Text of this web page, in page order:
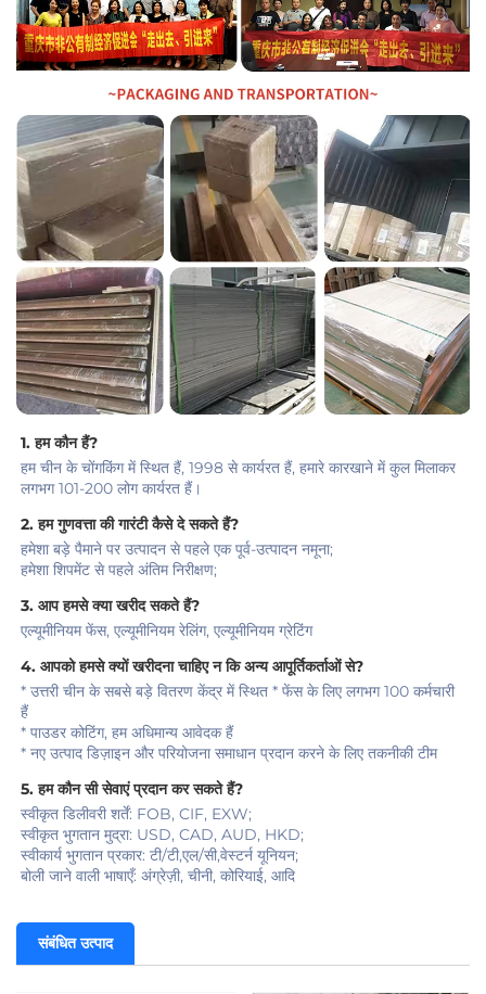
1. हम कौन हैं?
हम चीन के चोंगकिंग में स्थित हैं, 1998 से कार्यरत हैं, हमारे कारखाने में कुल मिलाकर
लगभग 101-200 लोग कार्यरत हैं।
2. हम गुणवत्ता की गारंटी कैसे दे सकते हैं?
हमेशा बड़े पैमाने पर उत्पादन से पहले एक पूर्व-उत्पादन नमूना;
हमेशा शिपमेंट से पहले अंतिम निरीक्षण;
3. आप हमसे क्या खरीद सकते हैं?
एल्यूमीनियम फेंस, एल्यूमीनियम रेलिंग, एल्यूमीनियम ग्रेटिंग
4. आपको हमसे क्यों खरीदना चाहिए न कि अन्य आपूर्तिकर्ताओं से?
* उत्तरी चीन के सबसे बड़े वितरण केंद्र में स्थित * फेंस के लिए लगभग 100 कर्मचारी
हैं
* पाउडर कोटिंग, हम अधिमान्य आवेदक हैं
* नए उत्पाद डिज़ाइन और परियोजना समाधान प्रदान करने के लिए तकनीकी टीम
5. हम कौन सी सेवाएं प्रदान कर सकते हैं?
स्वीकृत डिलीवरी शर्तें: FOB, CIF, EXW;
स्वीकृत भुगतान मुद्रा: USD, CAD, AUD, HKD;
स्वीकार्य भुगतान प्रकार: टी/टी,एल/सी,वेस्टर्न यूनियन;
बोली जाने वाली भाषाएँ: अंग्रेज़ी, चीनी, कोरियाई, आदि
संबंधित उत्पाद